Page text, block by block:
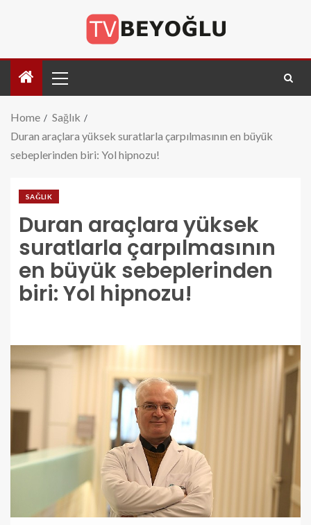
Home
Sağlık
Duran araçlara yüksek suratlarla çarpılmasının en büyük
sebeplerinden biri: Yol hipnozu!
SAĞLIK
Duran araçlara yüksek
suratlarla çarpılmasının
en büyük sebeplerinden
biri: Yol hipnozu!